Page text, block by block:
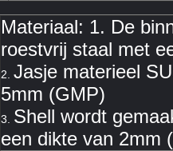
Materiaal: 1. De
roestvrij staal met
2. Jasje materieel
5mm (GMP)
3. Shell wordt
een dikte van 2mm